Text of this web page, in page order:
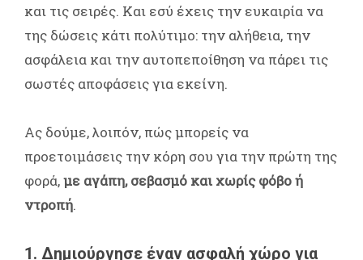
και τις σειρές. Και εσύ έχεις την ευκαιρία να
της δώσεις κάτι πολύτιμο: την αλήθεια, την
ασφάλεια και την αυτοπεποίθηση να πάρει τις
σωστές αποφάσεις για εκείνη.
Ας δούμε, λοιπόν, πώς μπορείς να
προετοιμάσεις την κόρη σου για την πρώτη της
φορά,με αγάπη, σεβασμό και χωρίς φόβο ή
ντροπή.
1. Δημιούργησε έναν ασφαλή χώρο για